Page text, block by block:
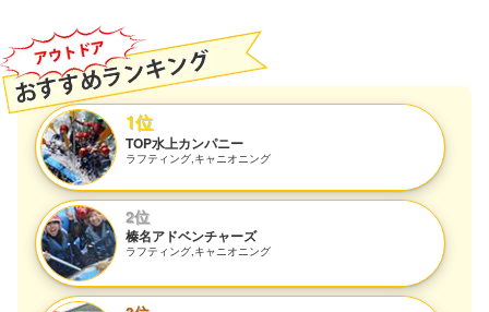
1位
TOP水上カンパニー
ラフティング,キャニオニング
2位
榛名アドベンチャーズ
ラフティング,キャニオニング